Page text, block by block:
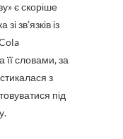
є скоріше
зв’язків із
її словами, за
з
під